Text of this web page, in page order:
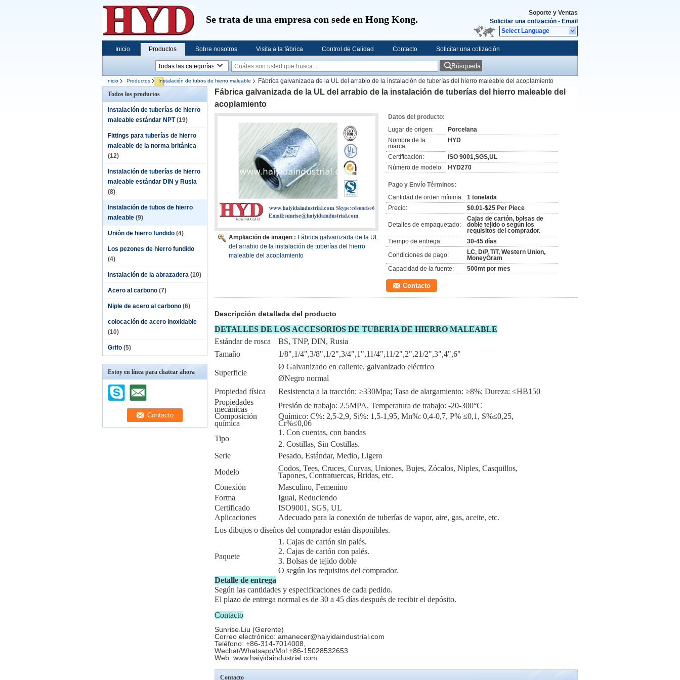
Se trata de una empresa con sede en Hong Kong.
Soporte y Ventas
Solicitar una cotización - Email
Select Language
Inicio Productos Sobre nosotros Visita a la fábrica Control de Calidad Contacto Solicitar una cotización
Búsqueda
Inicio Productos Instalación de tubos de hierro maleable
Fábrica galvanizada de la UL del arrabio de la instalación de tuberías del hierro maleable del acoplamiento
Todos los productos
Instalación de tuberías de hierro
maleable estándar NPT (19)
Fittings para tuberías de hierro
maleable de la norma británica
(12)
Instalación de tuberías de hierro
maleable estándar DIN y Rusia
(8)
Instalación de tubos de hierro
maleable (9)
Unión de hierro fundido (4)
Los pezones de hierro fundido
(4)
Instalación de la abrazadera (10)
Acero al carbono (7)
Niple de acero al carbono (6)
colocación de acero inoxidable
(10)
Grifo (5)
Estoy en línea para chatear ahora
Fábrica galvanizada de la UL del arrabio de la instalación de tuberías del hierro maleable del
acoplamiento
Ampliación de imagen : Fábrica galvanizada de la UL
del arrabio de la instalación de tuberías del hierro
maleable del acoplamiento
Datos del producto:
Lugar de origen:
Porcelana
Nombre de la
marca:
HYD
Certificación:
ISO 9001,SGS,UL
Número de modelo:
HYD270
Pago y Envío Términos:
Cantidad de orden mínima: 1 tonelada
Precio:
$0.01-$25 Per Piece
Detalles de empaquetado:
Cajas de cartón, bolsas de
doble tejido o según los
requisitos del comprador.
Tiempo de entrega:
30-45 días
Condiciones de pago:
LC, D/P, T/T, Western Union,
MoneyGram
Capacidad de la fuente:
500mt por mes
Contacto
Descripción detallada del producto
DETALLES DE LOS ACCESORIOS DE TUBERÍA DE HIERRO MALEABLE
Estándar de rosca
BS, TNP, DIN, Rusia
Tamaño
1/8",1/4",3/8",1/2",3/4",1",11/4",11/2",2",21/2",3",4",6"
Superficie
Ø Galvanizado en caliente, galvanizado eléctrico
ØNegro normal
Propiedad física
Resistencia a la tracción: ≥330Mpa; Tasa de alargamiento: ≥8%; Dureza: ≤HB150
Propiedades
mecánicas
Presión de trabajo: 2.5MPA, Temperatura de trabajo: -20-300°C
Composición
química
Químico: C%: 2,5-2,9, Si%: 1,5-1,95, Mn%: 0,4-0,7, P% ≤0,1, S%≤0,25,
Cr%≤0,06
Tipo
1. Con cuentas, con bandas
2. Costillas, Sin Costillas.
Serie
Pesado, Estándar, Medio, Ligero
Modelo
Codos, Tees, Cruces, Curvas, Uniones, Bujes, Zócalos, Niples, Casquillos,
Tapones, Contratuercas, Bridas, etc.
Conexión
Masculino, Femenino
Forma
Igual, Reduciendo
Certificado
ISO9001, SGS, UL
Aplicaciones
Adecuado para la conexión de tuberías de vapor, aire, gas, aceite, etc.
Los dibujos o diseños del comprador están disponibles.
Paquete
1. Cajas de cartón sin palés.
2. Cajas de cartón con palés.
3. Bolsas de tejido doble
O según los requisitos del comprador.
Detalle de entrega
Según las cantidades y especificaciones de cada pedido.
El plazo de entrega normal es de 30 a 45 días después de recibir el depósito.
Contacto
Sunrise.Liu (Gerente)
Correo electrónico: amanecer@haiyidaindustrial.com
Teléfono: +86-314-7014008,
Wechat/Whatsapp/Mol:+86-15028532653
Web: www.haiyidaindustrial.com
Contacto